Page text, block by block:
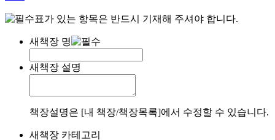
표가 있는 항목은 반드시 기재해 주셔야 합니다.
새책장 명
새책장 설명
책장설명은 [내 책장/책장목록]에서 수정할 수 있습니다.
새책장 카테고리